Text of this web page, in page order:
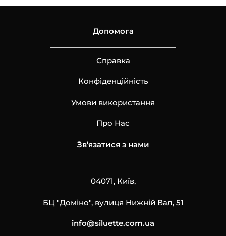
Допомога
Справка
Конфіденційність
Умови використання
Про Нас
Зв'язатися з нами
04071, Київ,
БЦ "Доміно", вулиця Нижній Вал, 51
info@siluette.com.ua